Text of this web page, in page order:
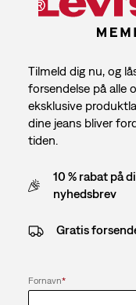
Tilmeld dig nu, og
forsendelse på alle
eksklusive
dine jeans bliver
tiden.
10 % rabat på
nyhedsbrev
Gratis
Fornavn*